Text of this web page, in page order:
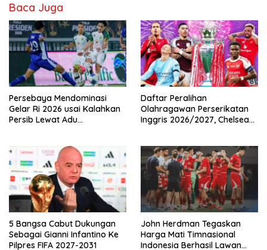
Baca Juga
Persebaya Mendominasi
Gelar Ri 2026 usai Kalahkan
Persib Lewat Adu
Daftar Peralihan
Olahragawan Perserikatan
Inggris 2026/2027, Chelsea
5 Bangsa Cabut Dukungan
Sebagai Gianni Infantino Ke
Pilpres FIFA 2027-2031
John Herdman Tegaskan
Harga Mati Timnasional
Indonesia Berhasil Lawan